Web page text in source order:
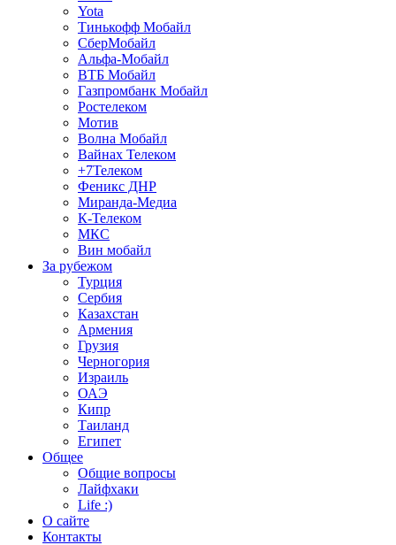
Yota
Тинькофф Мобайл
СберМобайл
Альфа-Мобайл
ВТБ Мобайл
Газпромбанк Мобайл
Ростелеком
Мотив
Волна Мобайл
Вайнах Телеком
+7Телеком
Феникс ДНР
Миранда-Медиа
К-Телеком
МКС
Вин мобайл
За рубежом
Турция
Сербия
Казахстан
Армения
Грузия
Черногория
Израиль
ОАЭ
Кипр
Таиланд
Египет
Общее
Общие вопросы
Лайфхаки
Life :)
О сайте
Контакты